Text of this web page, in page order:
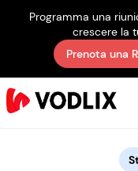
Programma una
crescere la
Prenota una